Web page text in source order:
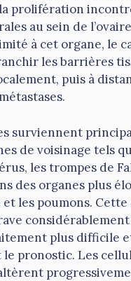
prolifération
au sein de
à cet organe, le
les barrières
puis à
surviennent
de voisinage tels
les trompes de
des organes plus
et les poumons.
considérablement
plus difficile
pronostic. Les